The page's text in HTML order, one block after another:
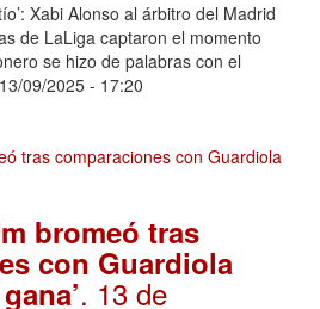
Xabi Alonso al árbitro del Madrid
de LaLiga captaron el momento
se hizo de palabras con el
09/2025 - 17:20
bromeó tras
con Guardiola
. 13 de